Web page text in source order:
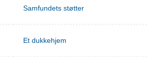
Samfundets støtter
Et dukkehjem